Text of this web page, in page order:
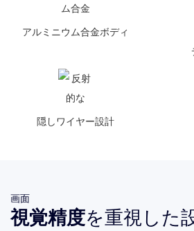
アルミニウム合金ボディ
隠しワイヤー設計
画面
視覚精度を重視した